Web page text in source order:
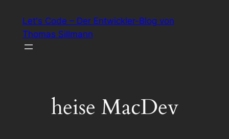
Inhalt
springen
Let's Code – Der Entwickler-Blog von
Thomas Sillmann
heise MacDev